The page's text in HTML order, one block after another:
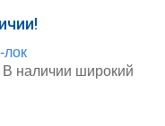
лок
наличии широкий